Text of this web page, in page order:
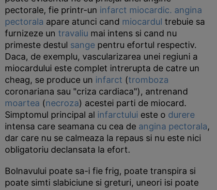
pectorale, fie printr-un infarct miocardic. angina
pectorala apare atunci cand miocardul trebuie sa
furnizeze un travaliu mai intens si cand nu
primeste destul sange pentru efortul respectiv.
Daca, de exemplu, vascularizarea unei regiuni a
miocardului este complet intrerupta de catre un
cheag, se produce un infarct (tromboza
coronariana sau "criza cardiaca"), antrenand
moartea (necroza) acestei parti de miocard.
Simptomul principal al infarctului este o durere
intensa care seamana cu cea de angina pectorala,
dar care nu se calmeaza la repaus si nu este nici
obligatoriu declansata la efort.
Bolnavului poate sa-i fie frig, poate transpira si
poate simti slabiciune si greturi, uneori isi poate